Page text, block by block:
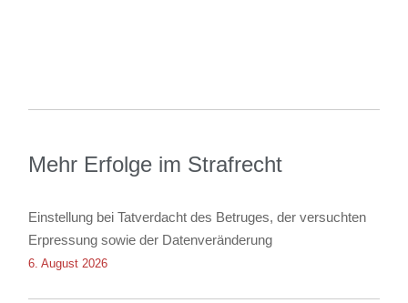
Mehr Erfolge im Strafrecht
Einstellung bei Tatverdacht des Betruges, der versuchten
Erpressung sowie der Datenveränderung
6. August 2026